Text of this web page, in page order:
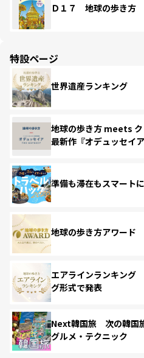
Ｄ１７ 地球の歩き方
特設ページ
世界遺産ランキング
地球の歩き方 meets
最新作『オデュッセイア
準備も滞在もスマート
地球の歩き方アワード
エアラインランキング
グ形式で発表
Next韓国旅 次の韓国
グルメ・テクニック